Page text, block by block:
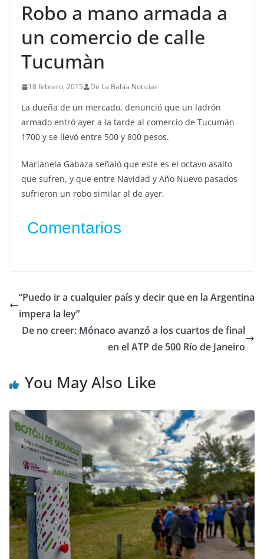
Robo a mano armada a
un comercio de calle
Tucumàn
18 febrero, 2015 De La Bahía Noticias
La dueña de un mercado, denunció que un ladrón
armado entró ayer a la tarde al comercio de Tucumàn
1700 y se llevó entre 500 y 800 pesos.
Marianela Gabaza señalò que este es el octavo asalto
que sufren, y que entre Navidad y Año Nuevo pasados
sufrieron un robo similar al de ayer.
Comentarios
“Puedo ir a cualquier país y decir que en la Argentina
impera la ley”
De no creer: Mónaco avanzó a los cuartos de final
en el ATP de 500 Río de Janeiro
You May Also Like